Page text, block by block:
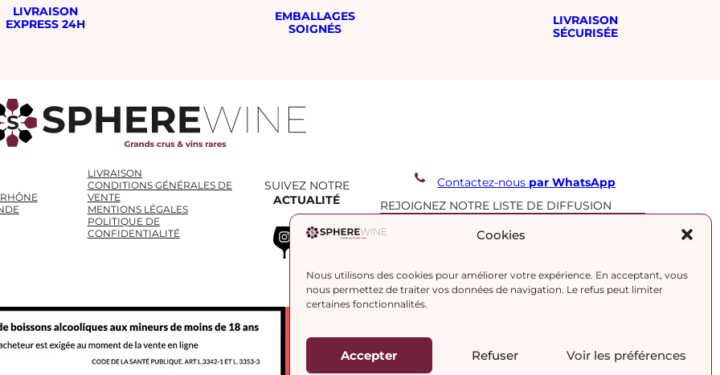
Cookies
Nous utilisons des cookies pour améliorer votre expérience. En acceptant, vous
nous permettez de traiter vos données de navigation. Le refus peut limiter
certaines fonctionnalités.
Accepter Refuser Voir les préférences
LIVRAISON
EXPRESS 24H
EMBALLAGES
SOIGNÉS
LIVRAISON
SÉCURISÉE
LIVRAISON
CONDITIONS GÉNÉRALES DE
VENTE
MENTIONS LÉGALES
POLITIQUE DE
CONFIDENTIALITÉ
SUIVEZ NOTRE
ACTUALITÉ
Instagram WhatsApp LinkedIn
Contactez-nous par WhatsApp
REJOIGNEZ NOTRE LISTE DE DIFFUSION